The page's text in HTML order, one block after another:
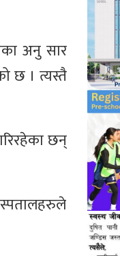
अनु सार
छ । त्यस्तै
छन्